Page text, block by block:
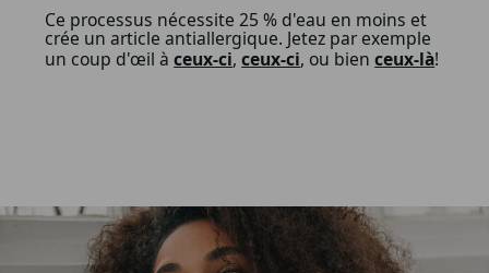
Ce processus nécessite 25 % d'eau en moins et
crée un article antiallergique. Jetez par exemple
un coup d'œil àceux-ci,ceux-ci, ou bienceux-là!